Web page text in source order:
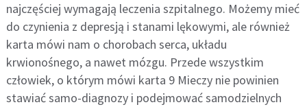
najczęściej wymagają leczenia szpitalnego. Możemy mieć
do czynienia z depresją i stanami lękowymi, ale również
karta mówi nam o chorobach serca, układu
krwionośnego, a nawet mózgu. Przede wszystkim
człowiek, o którym mówi karta 9 Mieczy nie powinien
stawiać samo-diagnozy i podejmować samodzielnych